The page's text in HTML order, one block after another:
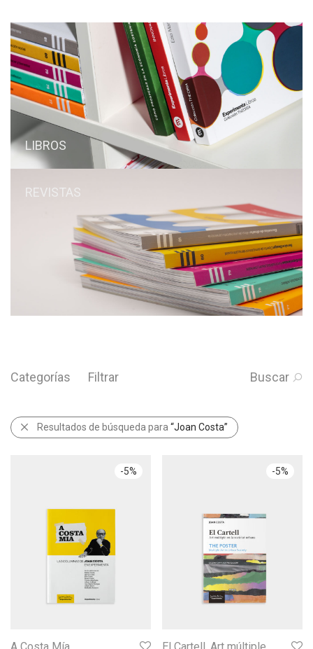
LIBROS
REVISTAS
Categorías Filtrar Buscar
Resultados de búsqueda para “Joan Costa”
-5% -5%